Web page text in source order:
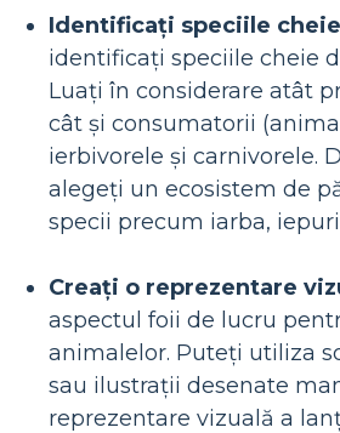
Identificați speciile
identificați speciile cheie
Luați în considerare atât
cât și consumatorii
ierbivorele și carnivorele.
alegeți un ecosistem de
specii precum iarba,
Creați o reprezentare
aspectul foii de lucru
animalelor. Puteți utiliza
sau ilustrații desenate
reprezentare vizuală a